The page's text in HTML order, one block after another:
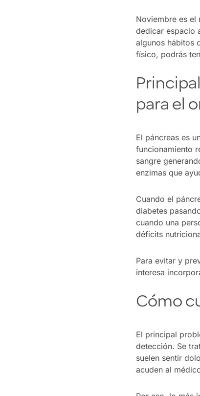
Noviembre es el
dedicar espacio
algunos hábitos
físico, podrás
para el
El páncreas es
funcionamiento
sangre
enzimas que
Cuando el
diabetes
cuando una
déficits
Para evitar y
interesa
Cómo
El principal
detección. Se
suelen sentir
acuden al